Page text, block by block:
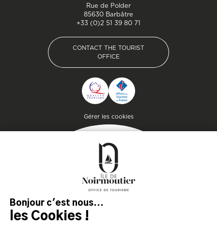
Pied de page
Gérer les cookies
Getaway
Plan your stay on the
island of genuine
experiences!
DOWNLOAD
DOWNLOAD
Rue de Polder
85630 Barbâtre
+33 (0)2 51 39 80 71
CONTACT THE TOURIST
OFFICE
CONTACT THE TOURIST
OFFICE